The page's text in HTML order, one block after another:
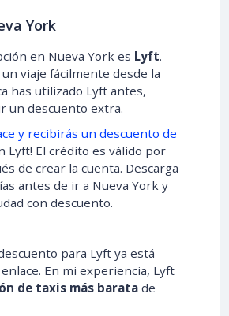
York
en Nueva York es Lyft.
viaje fácilmente desde la
has utilizado Lyft antes,
un descuento extra.
y recibirás un descuento de
Lyft! El crédito es válido por
de crear la cuenta. Descarga
antes de ir a Nueva York y
con descuento.
para Lyft ya está
En mi experiencia, Lyft
de taxis más barata de